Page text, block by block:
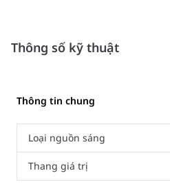
Thông số kỹ thuật
Thông tin chung
Loại nguồn sáng
Thang giá trị